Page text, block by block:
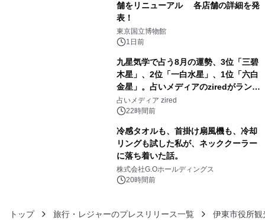
舗をリニューアル 各店舗の詳細を発
表！
東京国立博物館
1日前
九星気学で占う8月の運勢、3位「三碧
木星」、2位「一白水星」、1位「六白
金星」。占いメディアのziredがランキ
ングを発表
占いメディア zired
22時間前
冷感タオルも、首掛け扇風機も、冷却
リングも試した私が、ネッククーラー
に落ち着いた話。
株式会社G.Oホールディングス
20時間前
トップ 旅行・レジャーのプレスリリース一覧 伊東市役所